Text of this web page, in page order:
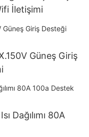
İletişimi
Güneş Giriş
Dağılımı 80A